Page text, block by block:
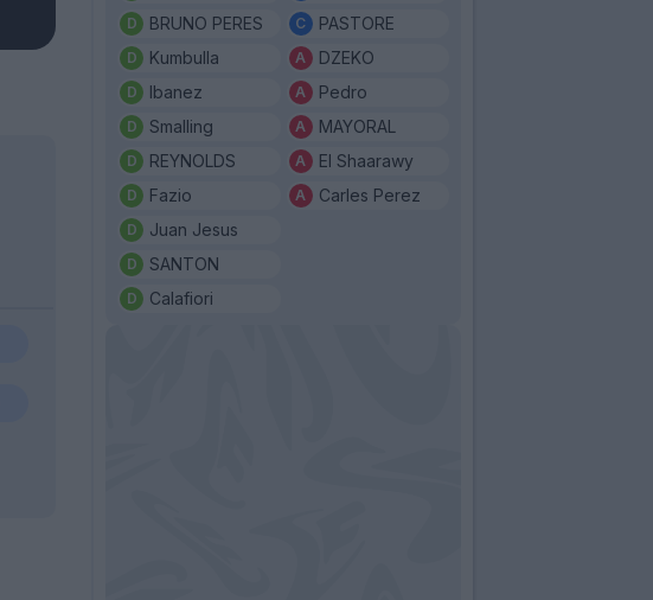
BRUNO PERES
Kumbulla
Ibanez
Smalling
REYNOLDS
Fazio
Juan Jesus
SANTON
Calafiori
PASTORE
DZEKO
Pedro
MAYORAL
El Shaarawy
Carles Perez